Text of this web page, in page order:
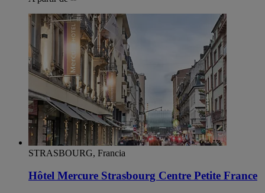
STRASBOURG, Francia
Hôtel Mercure Strasbourg Centre Petite France